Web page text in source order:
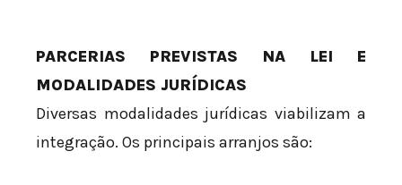
PARCERIAS PREVISTAS NA LEI E
MODALIDADES JURÍDICAS
Diversas modalidades jurídicas viabilizam a
integração. Os principais arranjos são: